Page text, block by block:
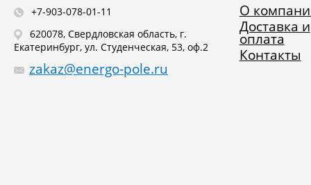
+7-903-078-01-11
620078, Свердловская область, г.
Екатеринбург, ул. Студенческая, 53, оф.2
zakaz@energo-pole.ru
О
Доставка и
оплата
Контакты